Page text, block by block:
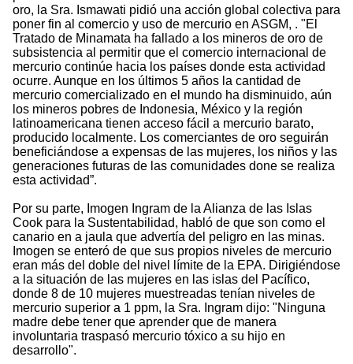
oro, la Sra. Ismawati pidió una acción global colectiva para
poner fin al comercio y uso de mercurio en ASGM, . "El
Tratado de Minamata ha fallado a los mineros de oro de
subsistencia al permitir que el comercio internacional de
mercurio continúe hacia los países donde esta actividad
ocurre. Aunque en los últimos 5 años la cantidad de
mercurio comercializado en el mundo ha disminuido, aún
los mineros pobres de Indonesia, México y la región
latinoamericana tienen acceso fácil a mercurio barato,
producido localmente. Los comerciantes de oro seguirán
beneficiándose a expensas de las mujeres, los niños y las
generaciones futuras de las comunidades done se realiza
esta actividad”.
Por su parte, Imogen Ingram de la Alianza de las Islas
Cook para la Sustentabilidad, habló de que son como el
canario en a jaula que advertía del peligro en las minas.
Imogen se enteró de que sus propios niveles de mercurio
eran más del doble del nivel límite de la EPA. Dirigiéndose
a la situación de las mujeres en las islas del Pacífico,
donde 8 de 10 mujeres muestreadas tenían niveles de
mercurio superior a 1 ppm, la Sra. Ingram dijo: "Ninguna
madre debe tener que aprender que de manera
involuntaria traspasó mercurio tóxico a su hijo en
desarrollo".